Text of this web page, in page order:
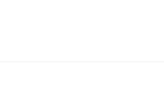
通过相亲相识，三天后，双方便办理
10天后就分居了。